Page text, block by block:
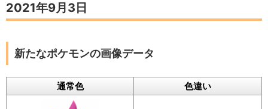
2021年9月3日
新たなポケモンの画像データ
通常色 色違い